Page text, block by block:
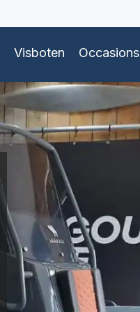
Visboten Occasions